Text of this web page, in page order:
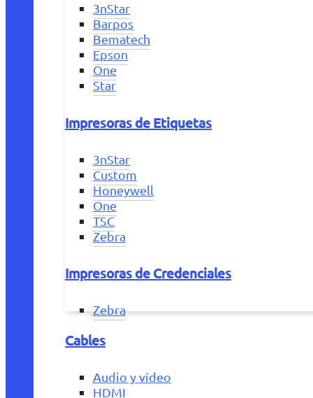
3nStar
Barpos
Bematech
Epson
One
Star
Impresoras de Etiquetas
3nStar
Custom
Honeywell
One
TSC
Zebra
Impresoras de Credenciales
Zebra
Cables
Audio y vídeo
HDMI